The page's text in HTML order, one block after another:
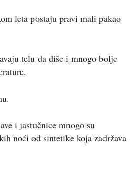
leta postaju pravi mali pakao
telu da diše i mnogo bolje
i jastučnice mnogo su
noći od sintetike koja zadržava